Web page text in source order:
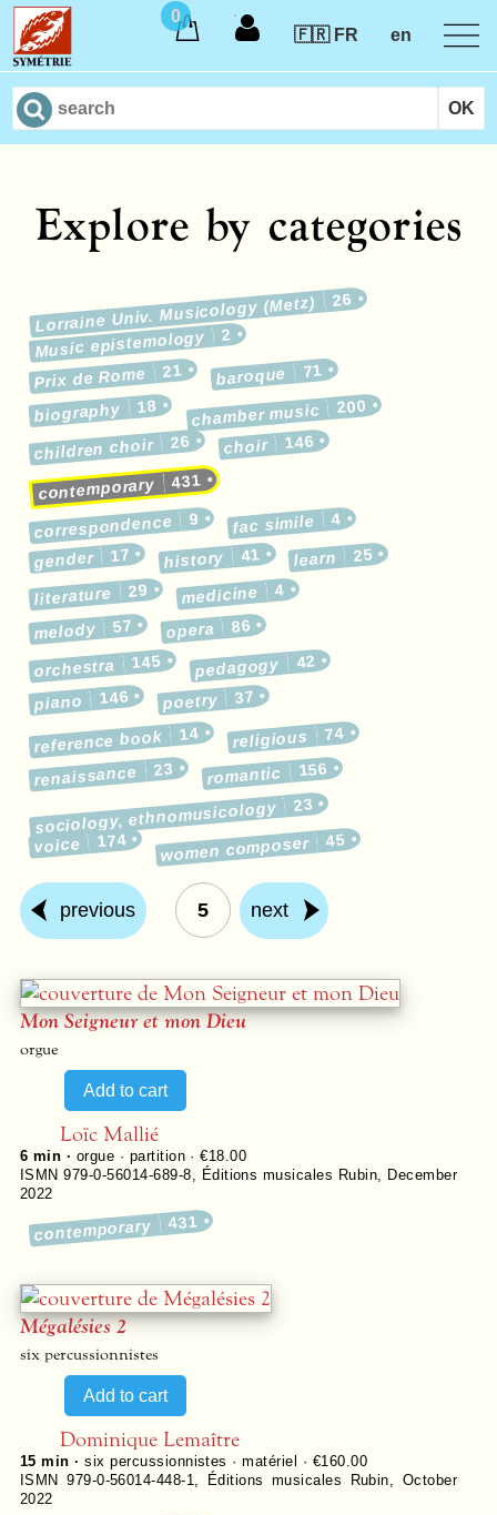
0
🇫🇷 FR
en
Explore by categories
Lorraine Univ. Musicology (Metz) 26
Music epistemology 2
Prix de Rome 21 baroque 71
biography 18 chamber music 200
children choir 26 choir 146
contemporary 431
correspondence 9 fac simile 4
gender 17 history 41 learn 25
literature 29 medicine 4
melody 57 opera 86
orchestra 145 pedagogy 42
piano 146 poetry 37
reference book 14 religious 74
renaissance 23 romantic 156
sociology, ethnomusicology 23
voice 174 women composer 45
previous 5 next
Mon Seigneur et mon Dieu
orgue
Loïc Mallié
6 min · orgue · partition · €18.00
ISMN 979-0-56014-689-8
Éditions musicales Rubin
December
2022
contemporary 431
Mégalésies 2
six percussionnistes
Dominique Lemaître
15 min ·six percussionnistes · matériel · €160.00
ISMN 979-0-56014-448-1
Éditions musicales Rubin
October
2022